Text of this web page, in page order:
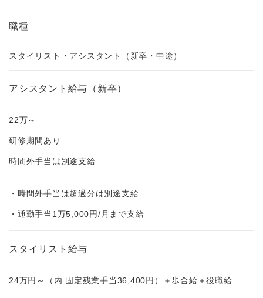
職種
スタイリスト・アシスタント（新卒・中途）
アシスタント給与（新卒）
22万～
研修期間あり
時間外手当は別途支給
・時間外手当は超過分は別途支給
・通勤手当1万5,000円/月まで支給
スタイリスト給与
24万円～（内 固定残業手当36,400円）＋歩合給＋役職給